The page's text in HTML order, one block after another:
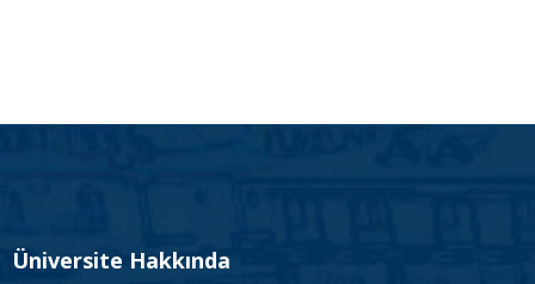
Üniversite Hakkında